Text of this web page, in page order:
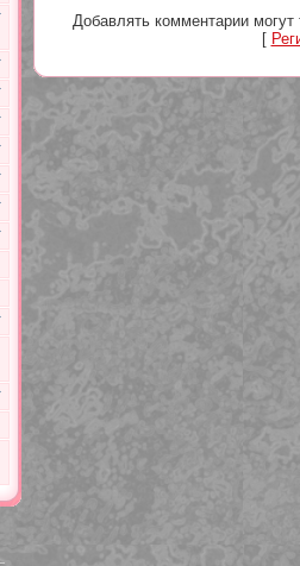
Добавлять комментарии могут
[